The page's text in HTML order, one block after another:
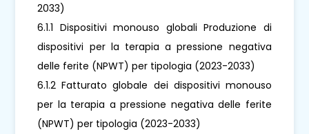
2033)
6.1.1 Dispositivi monouso globali Produzione di
dispositivi per la terapia a pressione negativa
delle ferite (NPWT) per tipologia (2023-2033)
6.1.2 Fatturato globale dei dispositivi monouso
per la terapia a pressione negativa delle ferite
(NPWT) per tipologia (2023-2033)